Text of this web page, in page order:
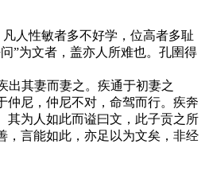
人性敏者多不好学，位高者多耻
”为文者，盖亦人所难也。孔圉得
出其妻而妻之。疾通于初妻之
仲尼，仲尼不对，命驾而行。疾奔
其为人如此而谥曰文，此子贡之所
，言能如此，亦足以为文矣，非经